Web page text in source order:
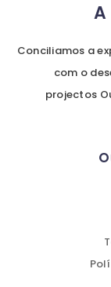
Conciliamos a
com o
projectos